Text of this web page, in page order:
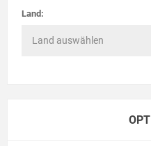
Land: